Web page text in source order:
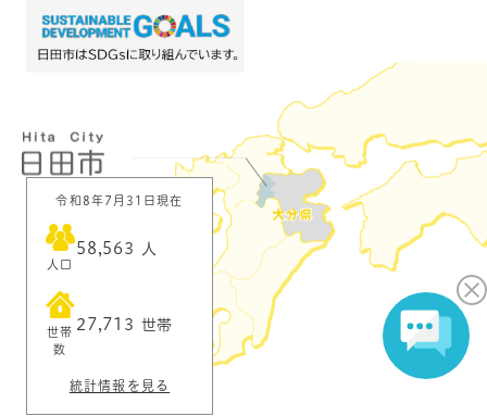
令和8年7月31日現在
人口
58,563 人
世帯
数
27,713 世帯
統計情報を見る